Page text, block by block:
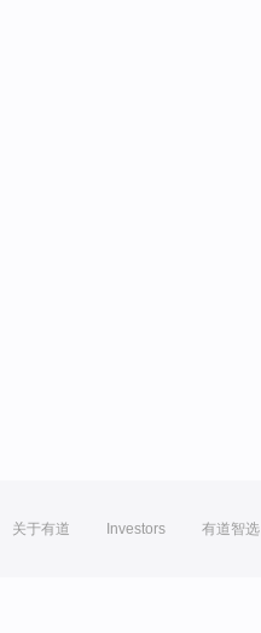
关于有道 Investors 有道智选